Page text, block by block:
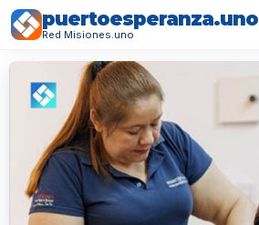
puertoesperanza.uno
Red Misiones.uno